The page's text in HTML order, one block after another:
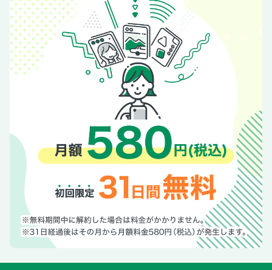
劇場版「牙狼〈GARO〉TAIGA」主演 北田祥一郎インタビ
ュー
MKレストラン
読者アンケート＆プレゼント